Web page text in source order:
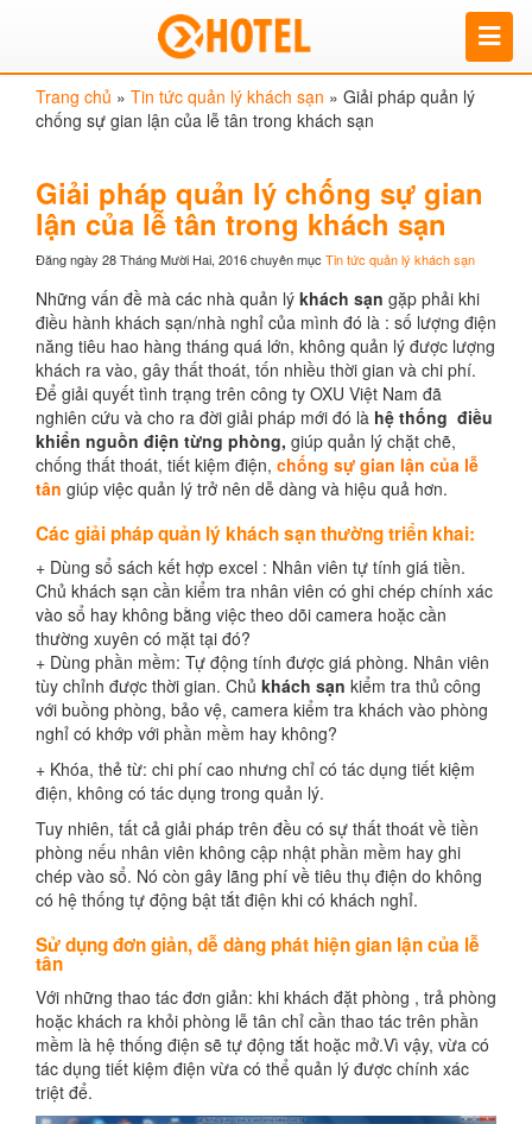
Trang chủ » Tin tức quản lý khách sạn » Giải pháp quản lý
chống sự gian lận của lễ tân trong khách sạn
Giải pháp quản lý chống sự gian
lận của lễ tân trong khách sạn
Đăng ngày 28 Tháng Mười Hai, 2016chuyên mục Tin tức quản lý khách sạn
Những vấn đề mà các nhà quản lý khách sạn gặp phải khi
điều hành khách sạn/nhà nghỉ của mình đó là : số lượng điện
năng tiêu hao hàng tháng quá lớn, không quản lý được lượng
khách ra vào, gây thất thoát, tốn nhiều thời gian và chi phí.
Để giải quyết tình trạng trên công ty OXU Việt Nam đã
nghiên cứu và cho ra đời giải pháp mới đó là hệ thống điều
khiển nguồn điện từng phòng, giúp quản lý chặt chẽ,
chống thất thoát, tiết kiệm điện, chống sự gian lận của lễ
tân giúp việc quản lý trở nên dễ dàng và hiệu quả hơn.
Các giải pháp quản lý khách sạn thường triển khai:
+ Dùng sổ sách kết hợp excel : Nhân viên tự tính giá tiền.
Chủ khách sạn cần kiểm tra nhân viên có ghi chép chính xác
vào sổ hay không bằng việc theo dõi camera hoặc cần
thường xuyên có mặt tại đó?
+ Dùng phần mềm: Tự động tính được giá phòng. Nhân viên
tùy chỉnh được thời gian. Chủ khách sạn kiểm tra thủ công
với buồng phòng, bảo vệ, camera kiểm tra khách vào phòng
nghỉ có khớp với phần mềm hay không?
+ Khóa, thẻ từ: chi phí cao nhưng chỉ có tác dụng tiết kiệm
điện, không có tác dụng trong quản lý.
Tuy nhiên, tất cả giải pháp trên đều có sự thất thoát về tiền
phòng nếu nhân viên không cập nhật phần mềm hay ghi
chép vào sổ. Nó còn gây lãng phí về tiêu thụ điện do không
có hệ thống tự động bật tắt điện khi có khách nghỉ.
Sử dụng đơn giản, dễ dàng phát hiện gian lận của lễ
tân
Với những thao tác đơn giản: khi khách đặt phòng , trả phòng
hoặc khách ra khỏi phòng lễ tân chỉ cần thao tác trên phần
mềm là hệ thống điện sẽ tự động tắt hoặc mở.Vì vậy, vừa có
tác dụng tiết kiệm điện vừa có thể quản lý được chính xác
triệt để.